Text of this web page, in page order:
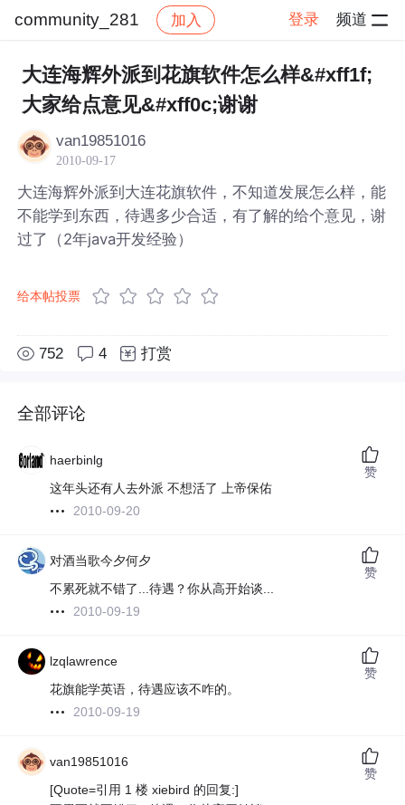
community_281 加入 登录 频道
社区 community_281 帖子详情
大连海辉外派到花旗软件怎么样&#xff1f;
大家给点意见&#xff0c;谢谢
van19851016
2010-09-17
大连海辉外派到大连花旗软件，不知道发展怎么样，能
不能学到东西，待遇多少合适，有了解的给个意见，谢
过了（2年java开发经验）
给本帖投票
752 4 打赏
全部评论
haerbinlg
这年头还有人去外派 不想活了 上帝保佑
2010-09-20
赞
对酒当歌今夕何夕
不累死就不错了...待遇？你从高开始谈...
2010-09-19
赞
lzqlawrence
花旗能学英语，待遇应该不咋的。
2010-09-19
赞
van19851016
[Quote=引用 1 楼 xiebird 的回复:]
赞